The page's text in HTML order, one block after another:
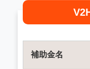
補助金名